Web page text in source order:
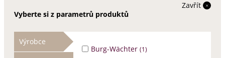
Vyberte si z parametrů produktů
Zavřít
Výrobce
Burg-Wächter (1)